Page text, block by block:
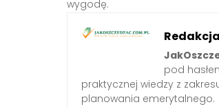
wygodę.
pod
praktycznej wiedzy z
planowania emerytalnego.